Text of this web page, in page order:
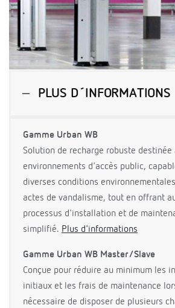
PLUS D´INFORMATIONS
Gamme Urban WB
Solution de recharge robuste destinée
environnements d'accès public,
diverses conditions
actes de vandalisme, tout en offrant
processus d'installation et de
simplifié. Plus d'informations
Gamme Urban WB Master/Slave
Conçue pour réduire au minimum les
initiaux et les frais de maintenance
nécessaire de disposer de plusieurs